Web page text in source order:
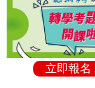
立即報